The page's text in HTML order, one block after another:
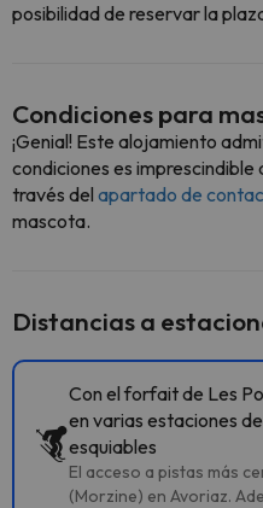
posibilidad de reservar la
Condiciones para
¡Genial! Este alojamiento
condiciones es imprescindible
través del apartado de
mascota.
Distancias a
Con el forfait de Les
en varias estaciones
esquiables
El acceso a pistas más
(Morzine) en Avoriaz.